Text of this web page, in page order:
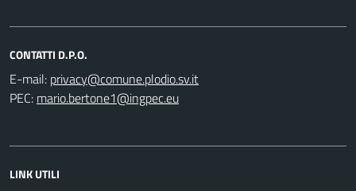
CONTATTI D.P.O.
E-mail:
PEC:
LINK UTILI